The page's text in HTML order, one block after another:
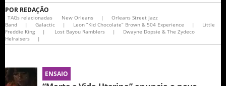
POR REDAÇÃO
TAGs relacionadas New Orleans |
Orleans Street Jazz
Band
| Galactic | Leon “Kid Chocolate” Brown & 504 Experience |
Little
Freddie King
| Lost Bayou Ramblers |
Dwayne Dopsie & The Zydeco
Helraisers
|
ENSAIO